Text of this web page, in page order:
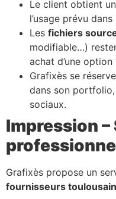
Le client obtient un
l’usage prévu
Les fichiers
modifiable…)
achat d’une option
Grafixès se
dans son
sociaux.
Impression
Grafixès propose un
fournisseurs